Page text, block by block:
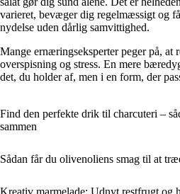
varieret, bevæger dig regelmæssigt og
nydelse uden dårlig samvittighed.
Mange ernæringseksperter peger på,
overspisning og stress. En mere
det, du holder af, men i en form, der
Find den perfekte drik til charcuteri –
sammen
Sådan får du olivenoliens smag til at
Kreativ marmelade: Udnyt restfrugt og